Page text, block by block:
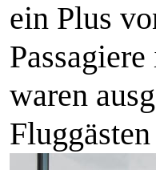
ein Plus
waren